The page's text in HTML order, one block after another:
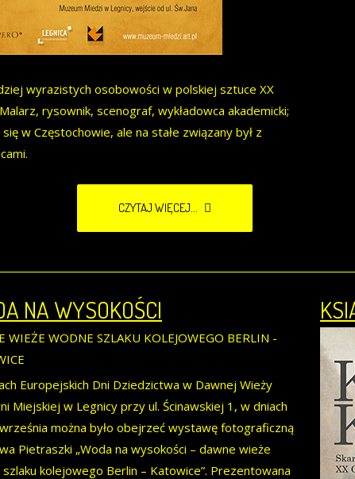
wyrazistych osobowości w polskiej sztuce XX
rysownik, scenograf, wykładowca akademicki;
się w Częstochowie, ale na stałe związany był z
CZYTAJ WIĘCEJ...
NA WYSOKOŚCI
WIEŻE WODNE SZLAKU KOLEJOWEGO BERLIN -
Europejskich Dni Dziedzictwa w Dawnej Wieży
Miejskiej w Legnicy przy ul. Ścinawskiej 1, w dniach
można było obejrzeć wystawę fotograficzną
Pietraszki „Woda na wysokości – dawne wieże
kolejowego Berlin – Katowice”. Prezentowana